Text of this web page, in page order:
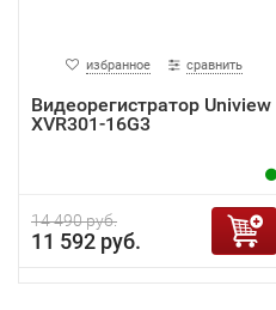
избранное сравнить
Видеорегистратор Uniview
XVR301-16G3
14 490 руб.
11 592 руб.